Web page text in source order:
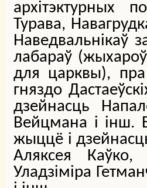
архітэктурных
Турава,
Наведвальнікаў
лабараў
для царквы),
гняздо
дзейнасць
Вейцмана і інш.
жыццё і
Аляксея
Уладзіміра